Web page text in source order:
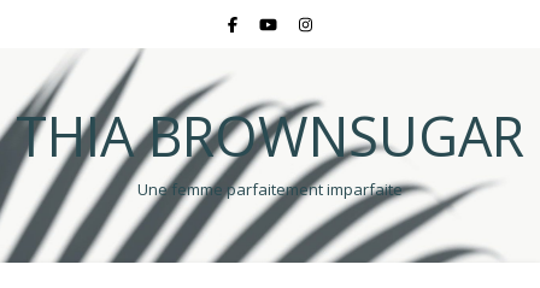
THIA BROWNSUGAR
Une femme parfaitement imparfaite